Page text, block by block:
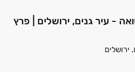
- עיר גנים, ירושלים | פרץ